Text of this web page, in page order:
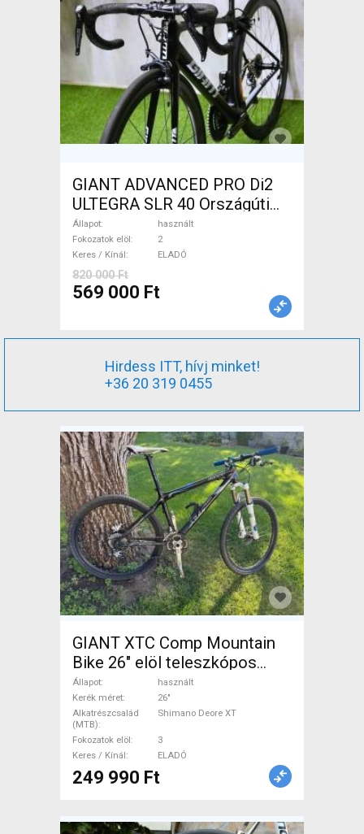
GIANT ADVANCED PRO Di2
ULTEGRA SLR 40 Országúti
használt ELADÓ
Állapot
használt
Fokozatok elöl
2
Keres / Kínál
ELADÓ
820 000 Ft
569 000 Ft
Hirdess ITT, hívj minket!
+36 20 319 0455
GIANT XTC Comp Mountain
Bike 26" elöl teleszkópos
Shimano Deore XT használt
ELADÓ
Állapot
használt
Kerék méret
26"
Alkatrészcsalád
(MTB)
Shimano Deore XT
Fokozatok elöl
3
Keres / Kínál
ELADÓ
249 990 Ft